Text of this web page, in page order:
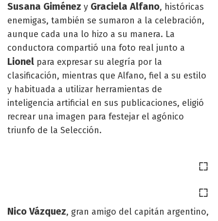
Susana Giménez y Graciela Alfano, históricas
enemigas, también se sumaron a la celebración,
aunque cada una lo hizo a su manera. La
conductora compartió una foto real junto a
Lionel para expresar su alegría por la
clasificación, mientras que Alfano, fiel a su estilo
y habituada a utilizar herramientas de
inteligencia artificial en sus publicaciones, eligió
recrear una imagen para festejar el agónico
triunfo de la Selección.
Nico Vázquez, gran amigo del capitán argentino,